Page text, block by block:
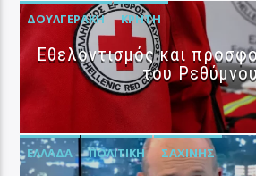
ΔΟΥΛΓΕΡΆΚΗ ΚΡΉΤΗ
Εθελοντισμός και
του
ΕΛΛΆΔΑ ΠΟΛΙΤΙΚΉ ΣΑΧΊΝΗΣ